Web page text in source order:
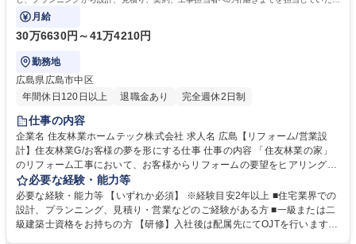
きます。
月給
30万6630円～41万4210円
勤務地
広島県広島市中区
年間休日120日以上
退職金あり 完全週休2日制
仕事の内容
企業名 住友林業ホームテック株式会社 求人名 広島【リフォーム/営業設
計】住友林業G/お客様の夢を形にする仕事 仕事の内容 「住友林業の家」
のリフォーム工事において、お客様からリフォームの要望をヒアリング
し、プランニングから設計、見積り、契約、工事担当者への引継ぎまでを
担当していただきます。 【具体的には】「住友林業の家」のオーナー様：
社内の顧客データやメンテナンス担当部門からの情報を元に水回り設備の
交換や内装、外装などの工事を提案。すでに住友林業として取引があるた
必要な経験・能力等
必要な経験・能力等 【いずれか必須】 ※経験目安2年以上 ■住宅業界での
設計、プランニング、見積り・営業などのご経験がある方 ■一級または二
級建築士資格をお持ちの方 【研修】入社後は配属先にてOJTを行います。